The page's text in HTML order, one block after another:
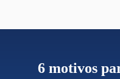
6 motivos